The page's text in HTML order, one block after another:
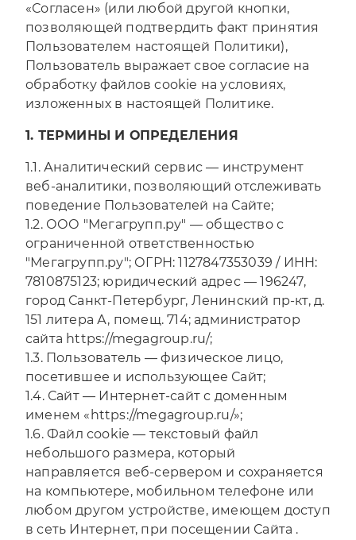
«Согласен» (или любой другой кнопки,
позволяющей подтвердить факт принятия
Пользователем настоящей Политики),
Пользователь выражает свое согласие на
обработку файлов cookie на условиях,
изложенных в настоящей Политике.
1. ТЕРМИНЫ И ОПРЕДЕЛЕНИЯ
1.1. Аналитический сервис — инструмент
веб-аналитики, позволяющий отслеживать
поведение Пользователей на Сайте;
1.2. ООО "Мегагрупп.ру" — общество с
ограниченной ответственностью
"Мегагрупп.ру"; ОГРН: 1127847353039 / ИНН:
7810875123; юридический адрес — 196247,
город Санкт-Петербург, Ленинский пр-кт, д.
151 литера А, помещ. 714; администратор
сайта https://megagroup.ru/;
1.3. Пользователь — физическое лицо,
посетившее и использующее Сайт;
1.4. Сайт — Интернет-сайт с доменным
именем «https://megagroup.ru/»;
1.6. Файл сookie — текстовый файл
небольшого размера, который
направляется веб-сервером и сохраняется
на компьютере, мобильном телефоне или
любом другом устройстве, имеющем доступ
в сеть Интернет, при посещении Сайта .